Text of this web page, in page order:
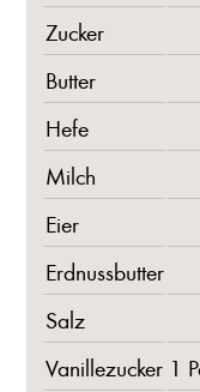
Zucker
Butter
Hefe
Milch
Eier
Erdnussbutter
Salz
Vanillezucker 1